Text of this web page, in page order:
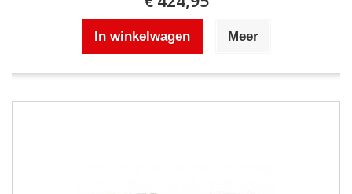
In winkelwagen Meer